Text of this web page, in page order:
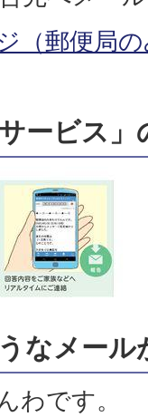
（郵便局
ービス
なメール
わです。